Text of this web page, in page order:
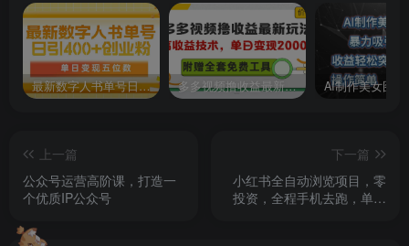
最新数字人书单号日400+创业粉，单日变现五位数，市面卖5980附软件和详… 多多视频撸收益最新玩法，高收益技术，单日变现2000+，附赠全套技术资料
上一篇
公众号运营高阶课，打造一
个优质IP公众号
下一篇
小红书全自动浏览项目，零
投资，全程手机去跑，单账